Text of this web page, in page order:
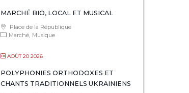
MARCHÉ BIO, LOCAL ET MUSICAL
Place de la République
Marché Musique
AOÛT 20 2026
POLYPHONIES ORTHODOXES ET
CHANTS TRADITIONNELS UKRAINIENS